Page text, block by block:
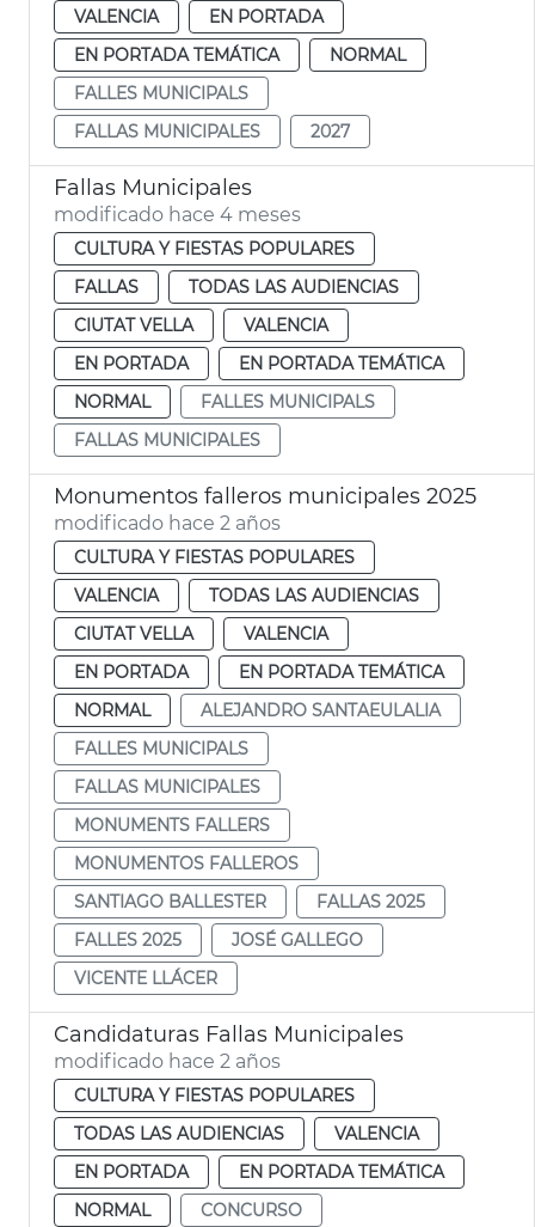
VALENCIA
EN PORTADA
EN PORTADA TEMÁTICA
NORMAL
FALLES MUNICIPALS
FALLAS MUNICIPALES
2027
Fallas Municipales
modificado hace 4 meses
CULTURA Y FIESTAS POPULARES
FALLAS
TODAS LAS AUDIENCIAS
CIUTAT VELLA
VALENCIA
EN PORTADA
EN PORTADA TEMÁTICA
NORMAL
FALLES MUNICIPALS
FALLAS MUNICIPALES
Monumentos falleros municipales 2025
modificado hace 2 años
CULTURA Y FIESTAS POPULARES
VALENCIA
TODAS LAS AUDIENCIAS
CIUTAT VELLA
VALENCIA
EN PORTADA
EN PORTADA TEMÁTICA
NORMAL
ALEJANDRO SANTAEULALIA
FALLES MUNICIPALS
FALLAS MUNICIPALES
MONUMENTS FALLERS
MONUMENTOS FALLEROS
SANTIAGO BALLESTER
FALLAS 2025
FALLES 2025
JOSÉ GALLEGO
VICENTE LLÁCER
Candidaturas Fallas Municipales
modificado hace 2 años
CULTURA Y FIESTAS POPULARES
TODAS LAS AUDIENCIAS
VALENCIA
EN PORTADA
EN PORTADA TEMÁTICA
NORMAL
CONCURSO